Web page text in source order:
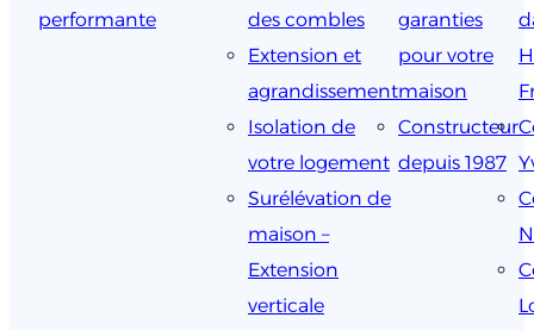
performante
des combles
Extension et
agrandissement
Isolation de
votre logement
Surélévation de
maison –
Extension
verticale
garanties
pour votre
maison
Constructeur
depuis 1987